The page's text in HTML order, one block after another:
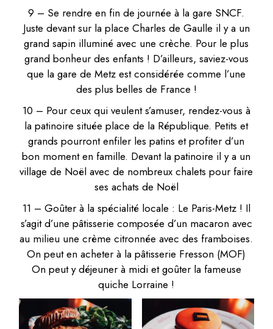
9 – Se rendre en fin de journée à la gare SNCF.
Juste devant sur la place Charles de Gaulle il y a un
grand sapin illuminé avec une crèche. Pour le plus
grand bonheur des enfants ! D’ailleurs, saviez-vous
que la gare de Metz est considérée comme l’une
des plus belles de France !
10 – Pour ceux qui veulent s’amuser, rendez-vous à
la patinoire située place de la République. Petits et
grands pourront enfiler les patins et profiter d’un
bon moment en famille. Devant la patinoire il y a un
village de Noël avec de nombreux chalets pour faire
ses achats de Noël
11 – Goûter à la spécialité locale : Le Paris-Metz ! Il
s’agit d’une pâtisserie composée d’un macaron avec
au milieu une crème citronnée avec des framboises.
On peut en acheter à la pâtisserie Fresson (MOF)
On peut y déjeuner à midi et goûter la fameuse
quiche Lorraine !